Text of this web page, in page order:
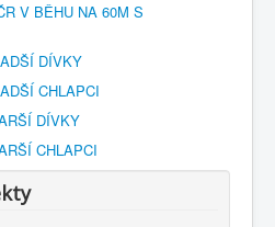
V BĚHU NA 60M S
DÍVKY
CHLAPCI
DÍVKY
CHLAPCI